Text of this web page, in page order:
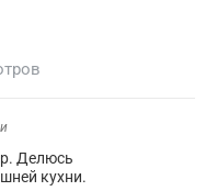
Делюсь
кухни.